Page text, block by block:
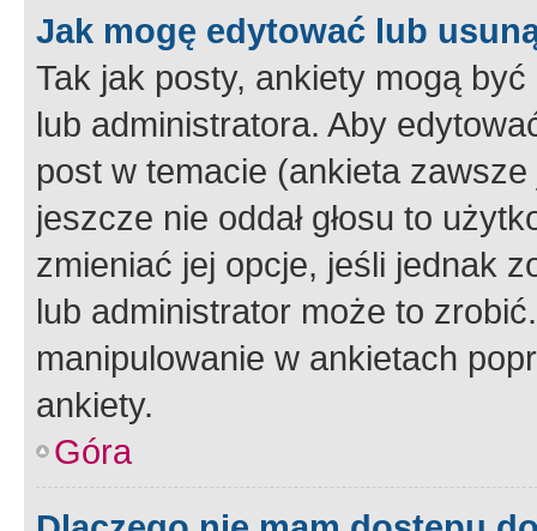
Jak mogę edytować lub
Tak jak posty, ankiety mogą
lub administratora. Aby
post w temacie (ankieta
jeszcze nie oddał głosu to
zmieniać jej opcje, jeśli jednak
lub administrator może to
manipulowanie w ankietach
ankiety.
Góra